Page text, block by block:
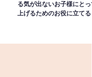
る気が出ないお子様にと
上げるためのお役に立てる